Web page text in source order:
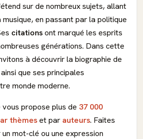
sur de nombreux sujets, allant
en passant par la politique
citationsont marqué les esprits
générations. Dans cette
à découvrir la biographie de
que ses principales
monde moderne.
propose plus de 37 000
thèmeset par auteurs. Faites
mot-clé ou une expression